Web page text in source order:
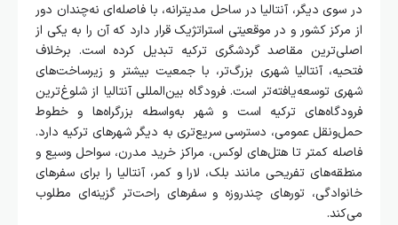
در سوی دیگر، آنتالیا در ساحل مدیترانه، با فاصله‌ای نه‌چندان دور
از مرکز کشور و در موقعیتی استراتژیک قرار دارد که آن را به یکی از
اصلی‌ترین مقاصد گردشگری ترکیه تبدیل کرده است. برخلاف
فتحیه، آنتالیا شهری بزرگ‌تر، با جمعیت بیشتر و زیرساخت‌های
شهری توسعه‌یافته‌تر است. فرودگاه بین‌المللی آنتالیا از شلوغ‌ترین
فرودگاه‌های ترکیه است و شهر به‌واسطه بزرگراه‌ها و خطوط
حمل‌ونقل عمومی، دسترسی سریع‌تری به دیگر شهرهای ترکیه دارد.
فاصله کمتر تا هتل‌های لوکس، مراکز خرید مدرن، سواحل وسیع و
منطقه‌های تفریحی مانند بلک، لارا و کمر، آنتالیا را برای سفرهای
خانوادگی، تورهای چندروزه و سفرهای راحت‌تر گزینه‌ای مطلوب
می‌کند.